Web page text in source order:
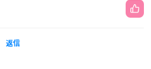
返信